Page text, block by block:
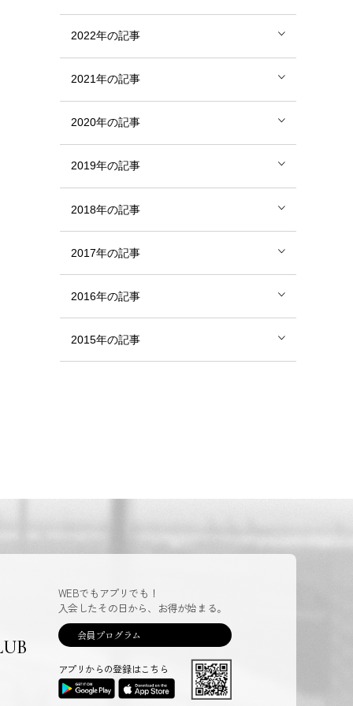
2022年の記事
2021年の記事
2020年の記事
2019年の記事
2018年の記事
2017年の記事
2016年の記事
2015年の記事
WEBでもアプリでも！
入会したその日から、お得が始まる。
会員プログラム
アプリからの登録はこちら